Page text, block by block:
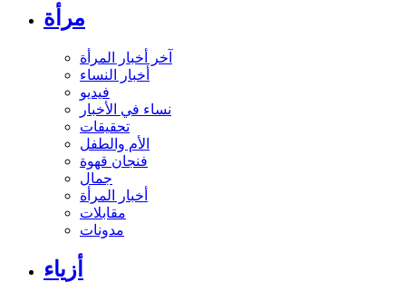
مرأة
آخر أخبار المرأة
أخبار النساء
فيديو
نساء في الأخبار
تحقيقات
الأم والطفل
فنجان قهوة
جمال
أخبار المرأة
مقابلات
مدونات
أزياء